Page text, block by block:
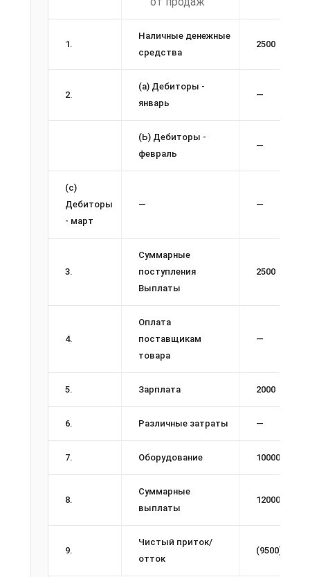
1.
Наличные денежные
средства
2500
2.
(а) Дебиторы -
январь
—
(Ь) Дебиторы -
февраль
—
(с)
Дебиторы
- март
— —
3.
Суммарные
поступления
Выплаты
2500
4.
Оплата
поставщикам
товара
—
5. Зарплата 2000
6. Различные затраты —
7. Оборудование 10000
8.
Суммарные
выплаты
12000
9.
Чистый приток/
отток
(9500)